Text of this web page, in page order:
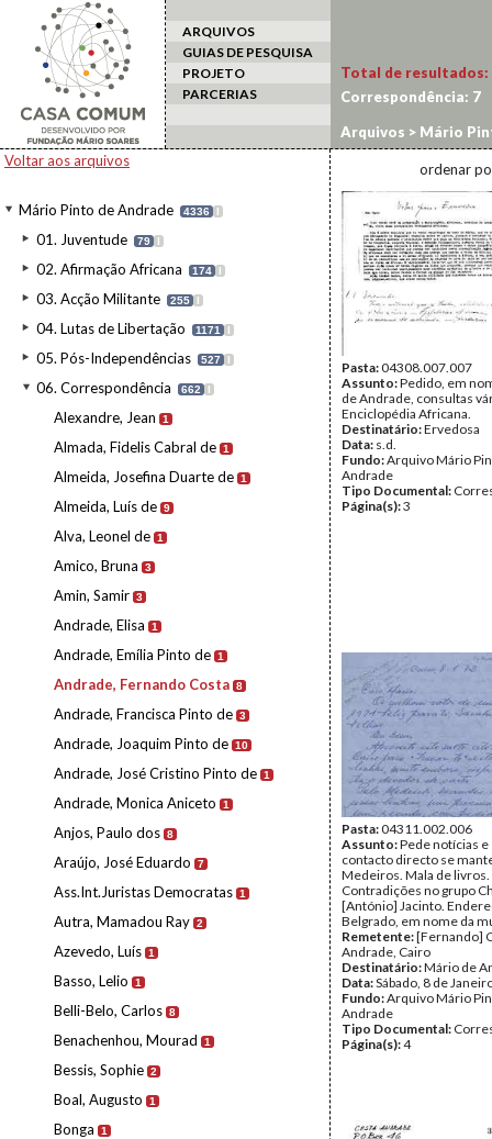
ARQUIVOS
GUIAS DE PESQUISA
PROJETO
PARCERIAS
Voltar aos arquivos
Mário Pinto de Andrade 4336 I
01. Juventude 79 I
02. Afirmação Africana 174 I
03. Acção Militante 255 I
04. Lutas de Libertação 1171 I
05. Pós-Independências 527 I
06. Correspondência 662 I
Alexandre, Jean 1
Almada, Fidelis Cabral de 1
Almeida, Josefina Duarte de 1
Almeida, Luís de 9
Alva, Leonel de 1
Amico, Bruna 3
Amin, Samir 3
Andrade, Elisa 1
Andrade, Emília Pinto de 1
Andrade, Fernando Costa 8
Andrade, Francisca Pinto de 3
Andrade, Joaquim Pinto de 10
Andrade, José Cristino Pinto de 1
Andrade, Monica Aniceto 1
Anjos, Paulo dos 8
Araújo, José Eduardo 7
Ass.Int.Juristas Democratas 1
Autra, Mamadou Ray 2
Azevedo, Luís 1
Basso, Lelio 1
Belli-Belo, Carlos 8
Benachenhou, Mourad 1
Bessis, Sophie 2
Boal, Augusto 1
Bonga 1
Total de resultados:
Correspondência: 7
Arquivos > Mário
ordenar
Pasta:04308.007.007
Assunto:Pedido, em
de Andrade, consultas
Enciclopédia Africana.
Destinatário:Ervedosa
Data: s.d.
Fundo:Arquivo Mário
Andrade
Tipo Documental:
Página(s):3
Pasta:04311.002.006
Assunto:Pede notícias e
contacto directo se
Medeiros. Mala de livros.
Contradições no grupo
[António] Jacinto.
Belgrado, em nome da
Remetente:[Fernando]
Andrade, Cairo
Destinatário:Mário de
Data:Sábado, 8 de
Fundo:Arquivo Mário
Andrade
Tipo Documental:
Página(s):4